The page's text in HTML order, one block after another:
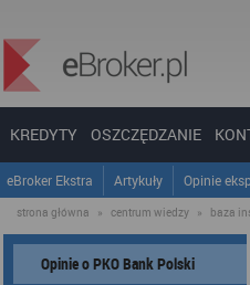
KREDYTY OSZCZĘDZANIE
eBroker Ekstra Artykuły Opinie
strona główna » centrum wiedzy » baza
Opinie o PKO Bank Polski